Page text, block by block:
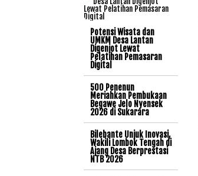
Potensi Wisata dan
UMKM Desa Lantan
Digenjot Lewat
Pelatihan Pemasaran
Digital
500 Penenun
Meriahkan Pembukaan
Begawe Jelo Nyensek
2026 di Sukarara
Bilebante Unjuk Inovasi,
Wakili Lombok Tengah di
Ajang Desa Berprestasi
NTB 2026